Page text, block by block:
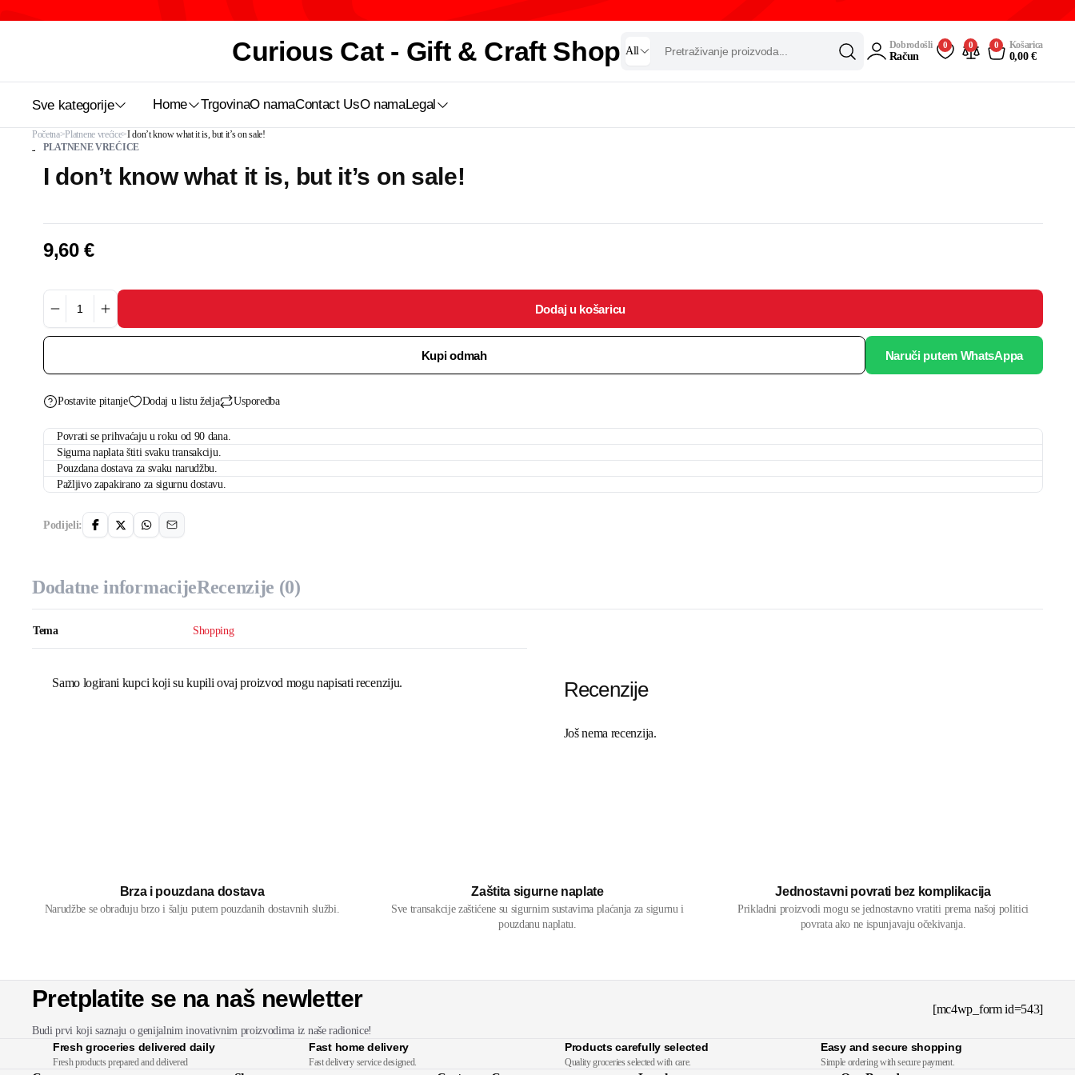
Curious Cat - Gift & Craft Shop All Dobrodošli
Račun
0 0 0 Košarica
0,00 €
Sve kategorije Home TrgovinaO namaContact UsO namaLegal
Početna Platnene vrećice I don’t know what it is, but it’s on sale!
PLATNENE VREĆICE
I don’t know what it is, but it’s on sale!
9,60 €
don’t
know
what
but
on
sale!
Dodaj u košaricu
Kupi odmah Naruči putem WhatsAppa
Postavite pitanje Dodaj u listu želja Usporedba
Povrati se prihvaćaju u roku od 90 dana.
Sigurna naplata štiti svaku transakciju.
Pouzdana dostava za svaku narudžbu.
Pažljivo zapakirano za sigurnu dostavu.
Podijeli:
Dodatne informacijeRecenzije (0)
Tema Shopping
Recenzije
Još nema recenzija.
Samo logirani kupci koji su kupili ovaj proizvod mogu napisati recenziju.
Brza i pouzdana dostava
Narudžbe se obrađuju brzo i šalju putem pouzdanih dostavnih službi.
Zaštita sigurne naplate
Sve transakcije zaštićene su sigurnim sustavima plaćanja za sigurnu i
pouzdanu naplatu.
Jednostavni povrati bez komplikacija
Prikladni proizvodi mogu se jednostavno vratiti prema našoj politici
povrata ako ne ispunjavaju očekivanja.
Pretplatite se na naš newletter
Budi prvi koji saznaju o genijalnim inovativnim proizvodima iz naše radionice!
[mc4wp_form id=543]
Fresh groceries delivered daily
Fresh products prepared and delivered
Fast home delivery
Fast delivery service designed.
Products carefully selected
Quality groceries selected with care.
Easy and secure shopping
Simple ordering with secure payment.